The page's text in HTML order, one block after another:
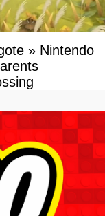
» Nintendo